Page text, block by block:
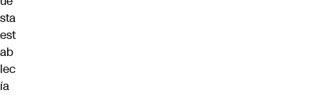
sta
est
ab
lec
ía